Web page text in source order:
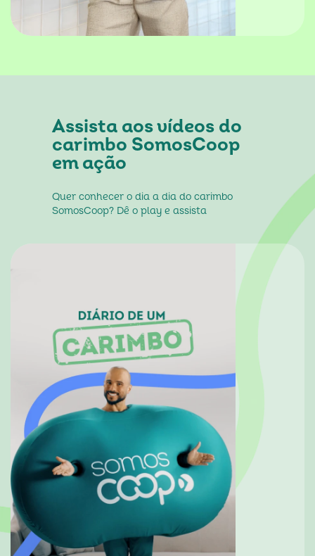
Assista aos vídeos do
carimbo SomosCoop
em ação
Quer conhecer o dia a dia do carimbo
SomosCoop? Dê o play e assista